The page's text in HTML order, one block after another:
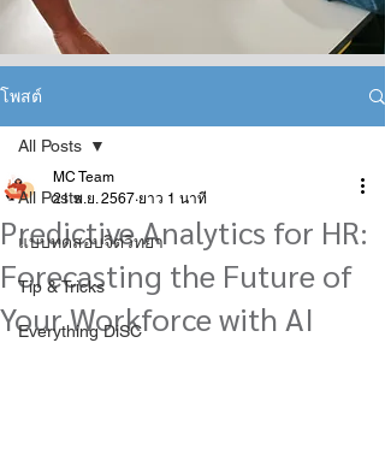
โพสต์
All Posts
แบบทดสอบจิตวิทยา
Tip & Tricks
Everything DiSC
All Posts
Predictive Analytics for HR:
Forecasting the Future of
Your Workforce with AI
MC Team
21 พ.ย. 2567 ยาว 1 นาที